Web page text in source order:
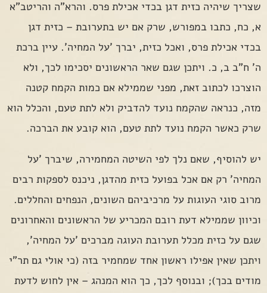
שצריך שיהיה כזית דגן בכדי אכילת פרס. והרא"ה והריטב"א
א, כח, כתבו במפורש, שרק אם יש בתערובת – כזית דגן
בכדי אכילת פרס, ואכל כזית, יברך 'על המחיה'. עיין ברכת
ה' ח"ב ב, כ. ויתכן שגם שאר הראשונים יסכימו לכך, ולא
הוצרכו לכתוב זאת, מפני שממילא אם כמות הקמח קטנה
מזה, כנראה שהקמח נועד להדביק ולא לתת טעם, והכלל הוא
שרק כאשר הקמח נועד לתת טעם, הוא קובע את הברכה.
יש להוסיף, שאם נלך לפי השיטה המחמירה, שיברך 'על
המחיה' רק אם אכל בפועל כזית מהדגן, ניכנס לספקות רבים
מרוב סוגי העוגות על מרכיביהם השונים, הנפחים והחללים.
וכיוון שממילא דעת רובם המכריע של הראשונים והאחרונים
שגם על כזית מכלל תערובת העוגה מברכים 'על המחיה',
ויתכן שאין אפילו ראשון אחד שמחמיר בזה (כי אולי גם תר"י
מודים בכך); ובנוסף לכך, כך הוא המנהג – אין לחוש לדעת